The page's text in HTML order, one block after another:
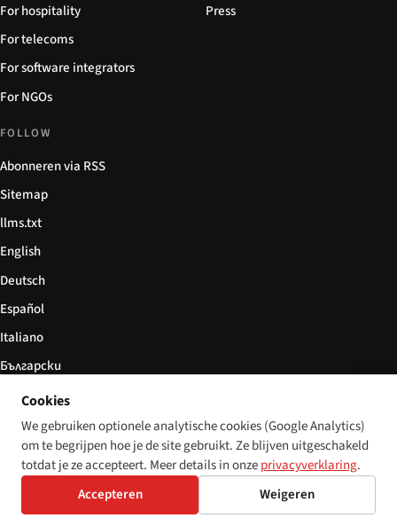
For hospitality
For telecoms
For software integrators
For NGOs
Press
FOLLOW
Abonneren via RSS
Sitemap
llms.txt
English
Deutsch
Español
Italiano
Български
简体中文
© 2026 Disability World. Alle rechten voorbehouden. Cookie settings
DeutschEspañolItaliano 简体中文PolskiFrançais
Cookies
We gebruiken optionele analytische cookies (Google Analytics)
om te begrijpen hoe je de site gebruikt. Ze blijven uitgeschakeld
totdat je ze accepteert. Meer details in onzeprivacyverklaring.
Accepteren
Weigeren